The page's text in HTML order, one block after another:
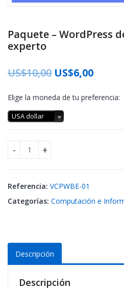
Paquete – WordPress
experto
US$10,00 US$6,00
Elige la moneda de tu preferencia:
USA dollar
Paquete - WordPress de
Referencia: VCPWBE-01
Categorías: Computación e
Descripción
Descripción